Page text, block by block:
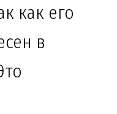
как его
в